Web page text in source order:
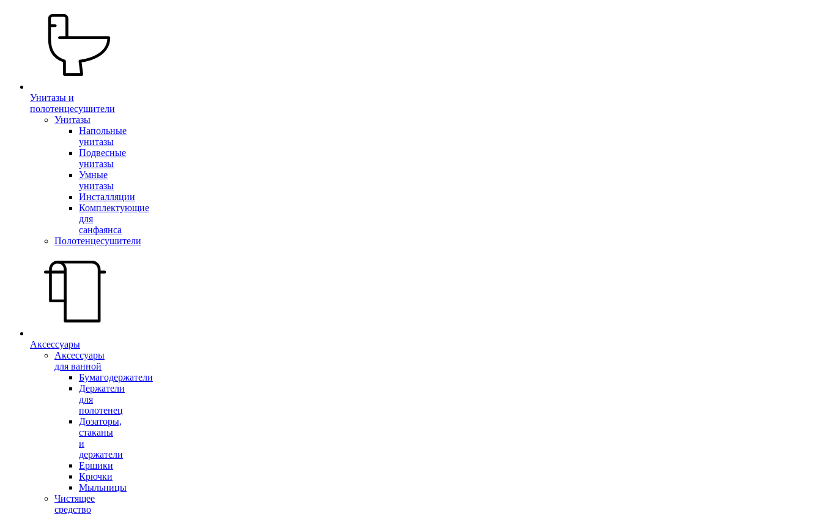
Унитазы и
полотенцесушители
Унитазы
Напольные
унитазы
Подвесные
унитазы
Умные
унитазы
Инсталляции
Комплектующие
для
санфаянса
Полотенцесушители
Аксессуары
Аксессуары
для ванной
Бумагодержатели
Держатели
для
полотенец
Дозаторы,
стаканы
и
держатели
Ершики
Крючки
Мыльницы
Чистящее
средство